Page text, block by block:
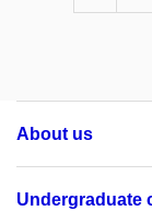
About us
Undergraduate